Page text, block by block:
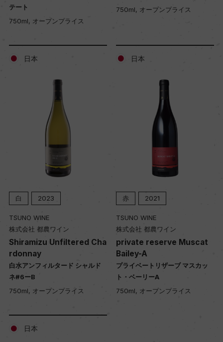
テート
750ml, オープンプライス
750ml, オープンプライス
日本
白 2023
TSUNO WINE
株式会社 都農ワイン
Shiramizu Unfiltered Cha
rdonnay
白水アンフィルタード シャルド
ネ#6ーB
750ml, オープンプライス
日本
赤 2021
TSUNO WINE
株式会社 都農ワイン
private reserve Muscat
Bailey-A
プライベートリザーブ マスカッ
ト・ベーリーA
750ml, オープンプライス
日本